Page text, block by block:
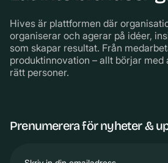
Hives är plattformen där
organiserar och agerar på idéer,
som skapar resultat. Från
produktinnovation – allt börjar
rätt personer.
Prenumerera för nyheter &